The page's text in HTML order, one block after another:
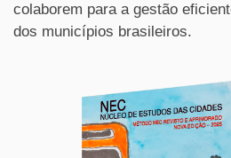
colaborem para a gestão
dos municípios brasileiros.